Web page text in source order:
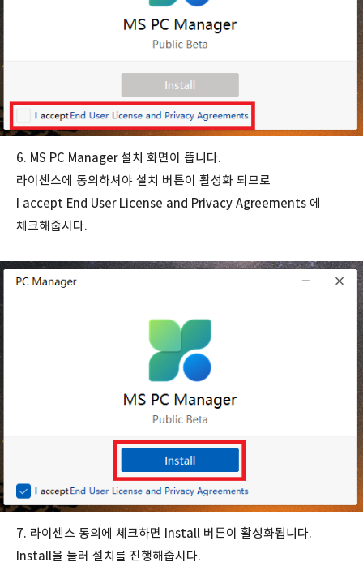
6. MS PC Manager 설치 화면이 뜹니다.
라이센스에 동의하셔야 설치 버튼이 활성화 되므로
I accept End User License and Privacy Agreements 에
체크해줍시다.
7. 라이센스 동의에 체크하면 Install 버튼이 활성화됩니다.
Install을 눌러 설치를 진행해줍시다.